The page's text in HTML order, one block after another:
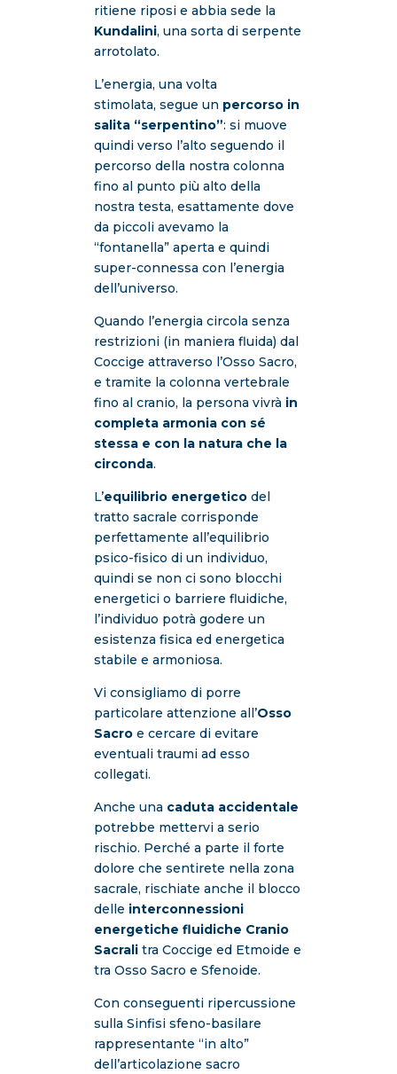
ritiene riposi e abbia sede la
Kundalini, una sorta di serpente
arrotolato.
L’energia, una volta
stimolata, segue un percorso in
salita “serpentino”: si muove
quindi verso l’alto seguendo il
percorso della nostra colonna
fino al punto più alto della
nostra testa, esattamente dove
da piccoli avevamo la
“fontanella” aperta e quindi
super-connessa con l’energia
dell’universo.
Quando l’energia circola senza
restrizioni (in maniera fluida) dal
Coccige attraverso l’Osso Sacro,
e tramite la colonna vertebrale
fino al cranio, la persona vivrà in
completa armonia con sé
stessa e con la natura che la
circonda.
L’equilibrio energeticodel
tratto sacrale corrisponde
perfettamente all’equilibrio
psico-fisico di un individuo,
quindi se non ci sono blocchi
energetici o barriere fluidiche,
l’individuo potrà godere un
esistenza fisica ed energetica
stabile e armoniosa.
Vi consigliamo di porre
particolare attenzione all’Osso
Sacroe cercare di evitare
eventuali traumi ad esso
collegati.
Anche una caduta accidentale
potrebbe mettervi a serio
rischio. Perché a parte il forte
dolore che sentirete nella zona
sacrale, rischiate anche il blocco
delle interconnessioni
energetiche fluidiche Cranio
Sacralitra Coccige ed Etmoide e
tra Osso Sacro e Sfenoide.
Con conseguenti ripercussione
sulla Sinfisi sfeno-basilare
rappresentante “in alto”
dell’articolazione sacro